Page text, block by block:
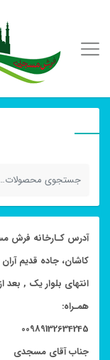
جستجو
آدرس کـارخانه فرش
کاشان، جاده قدیم
انتهای بلوار یک , بعد
همـراه:
00989132634245
جناب آقای مسجدی